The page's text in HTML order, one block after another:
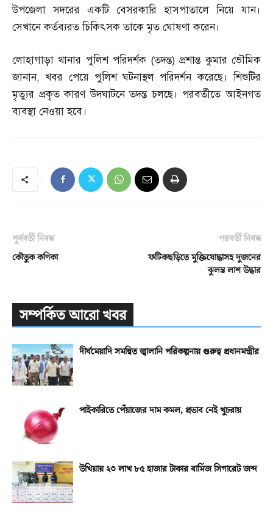
উপজেলা সদরের একটি বেসরকারি হাসপাতালে নিয়ে যান।
সেখানে কর্তব্যরত চিকিৎসক তাকে মৃত ঘোষণা করেন।
লোহাগাড়া থানার পুলিশ পরিদর্শক (তদন্ত)প্রশান্ত কুমার ভৌমিক
জানান,খবর পেয়ে পুলিশ ঘটনাস্থল পরিদর্শন করেছে। শিশুটির
মৃত্যুর প্রকৃত কারণ উদঘাটনে তদন্ত চলছে। পরবর্তীতে আইনগত
ব্যবস্থা নেওয়া হবে।
পূর্ববর্তী নিবন্ধ
কৌতুক কণিকা
পরবর্তী নিবন্ধ
ফটিকছড়িতে মুক্তিযোদ্ধাসহ দুজনের
ঝুলন্ত লাশ উদ্ধার
সম্পর্কিত আরো খবর
দীর্ঘমেয়াদি সমন্বিত জ্বালানি পরিকল্পনায় গুরুত্ব প্রধানমন্ত্রীর
পাইকারিতে পেঁয়াজের দাম কমল, প্রভাব নেই খুচরায়
উখিয়ায় ২৩ লাখ ৮৫ হাজার টাকার বার্মিজ সিগারেট জব্দ